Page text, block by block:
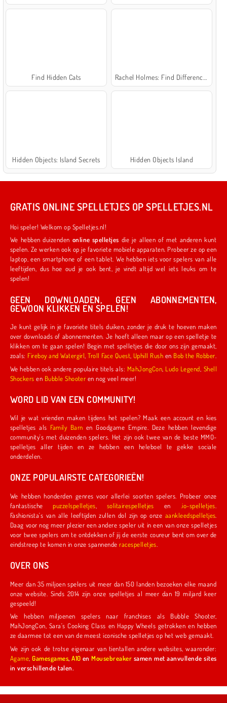
Find Hidden Cats
Hidden Objects: Island Secrets Hidden Objects Island
GRATIS ONLINE SPELLETJES OP SPELLETJES.NL
Hoi speler! Welkom op Spelletjes.nl!
We hebben duizenden online spelletjes die je alleen of met anderen kunt
spelen. Ze werken ook op je favoriete mobiele apparaten. Probeer ze op een
laptop, een smartphone of een tablet. We hebben iets voor spelers van alle
leeftijden, dus hoe oud je ook bent, je vindt altijd wel iets leuks om te
spelen!
GEEN DOWNLOADEN, GEEN ABONNEMENTEN,
GEWOON KLIKKEN EN SPELEN!
Je kunt gelijk in je favoriete titels duiken, zonder je druk te hoeven maken
over downloads of abonnementen. Je hoeft alleen maar op een spelletje te
klikken om te gaan spelen! Begin met spelletjes die door ons zijn gemaakt,
zoals:
Fireboy and Watergirl ,Troll Face Quest Uphill Rush en Bob the Robber
We hebben ook andere populaire titels als: MahJongCon Ludo Legend Shell
Shockers en Bubble Shooter en nog veel meer!
WORD LID VAN EEN COMMUNITY!
Wil je wat vrienden maken tijdens het spelen? Maak een account en kies
spelletjes als
Family Barn en Goodgame Empire. Deze hebben levendige
community's met duizenden spelers. Het zijn ook twee van de beste MMO-
spelletjes aller tijden en ze hebben een heleboel te gekke sociale
onderdelen.
ONZE POPULAIRSTE CATEGORIEËN!
We hebben honderden genres voor allerlei soorten spelers. Probeer onze
fantastischepuzzelspelletjes solitairespelletjes en .io-spelletjes
Fashionista's van alle leeftijden zullen dol zijn op onze aankleedspelletjes
Daag voor nog meer plezier een andere speler uit in een van onze spelletjes
voor twee spelers om te ontdekken of jij de eerste coureur bent om over de
eindstreep te komen in onze spannenderacespelletjes
OVER ONS
Meer dan 35 miljoen spelers uit meer dan 150 landen bezoeken elke maand
onze website. Sinds 2014 zijn onze spelletjes al meer dan 19 miljard keer
gespeeld!
We hebben miljoenen spelers naar franchises als Bubble Shooter,
MahJongCon, Sara's Cooking Class en Happy Wheels getrokken en hebben
ze daarmee tot een van de meest iconische spelletjes op het web gemaakt.
We zijn ook de trotse eigenaar van tientallen andere websites, waaronder:
Agame ,Gamesgames,A10 enMousebreaker samen met aanvullende sites
in verschillende talen.